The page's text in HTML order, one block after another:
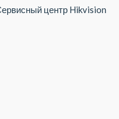
центр Hikvision